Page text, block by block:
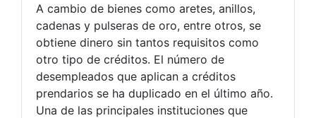
A cambio de bienes como aretes, anillos,
cadenas y pulseras de oro, entre otros, se
obtiene dinero sin tantos requisitos como
otro tipo de créditos. El número de
desempleados que aplican a créditos
prendarios se ha duplicado en el último año.
Una de las principales instituciones que